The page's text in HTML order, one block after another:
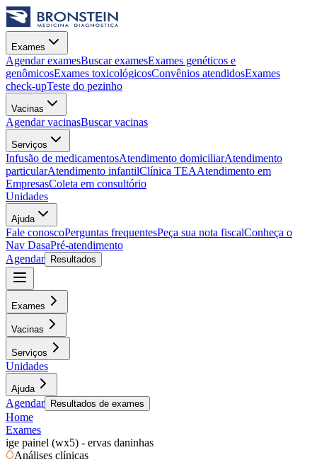
Exames
Agendar examesBuscar examesExames genéticos e
genômicosExames toxicológicosConvênios atendidosExames
check-upTeste do pezinho
Vacinas
Agendar vacinasBuscar vacinas
Serviços
Infusão de medicamentosAtendimento domiciliarAtendimento
particularAtendimento infantilClínica TEAAtendimento em
EmpresasColeta em consultório
Unidades
Ajuda
Fale conoscoPerguntas frequentesPeça sua nota fiscalConheça o
Nav DasaPré-atendimento
Agendar
Resultados
Exames
Vacinas
Serviços
Unidades
Ajuda
Agendar Resultados de exames
Home
Exames
ige painel (wx5) - ervas daninhas
Análises clínicas